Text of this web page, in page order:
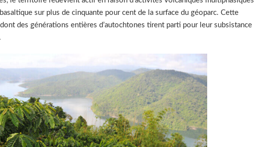
sur plus de cinquante pour cent de la surface du géoparc. Cette
des générations entières d’autochtones tirent parti pour leur subsistance